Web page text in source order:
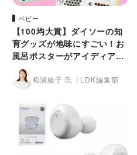
ベビー
【100均大賞】ダイソーの知
育グッズが地味にすごい！お
風呂ポスターがアイディア賞
│『LDK』が紹介
松浦綾子 氏 LDK編集部